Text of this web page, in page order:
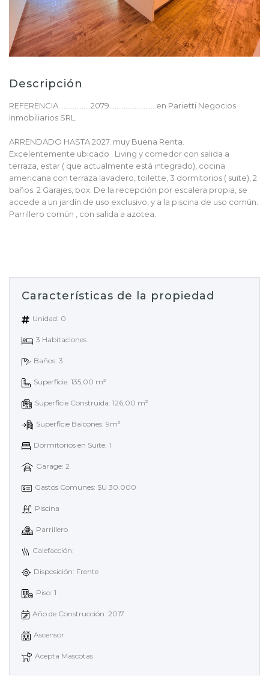
Descripción
REFERENCIA..................2079..........................en Parietti Negocios
Inmobiliarios SRL.
ARRENDADO HASTA 2027. muy Buena Renta.
Excelentemente ubicado . Living y comedor con salida a
terraza, estar ( que actualmente está integrado), cocina
americana con terraza lavadero, toilette, 3 dormitorios ( suite), 2
baños. 2 Garajes, box. De la recepción por escalera propia, se
accede a un jardín de uso exclusivo, y a la piscina de uso común.
Parrillero común , con salida a azotea.
Características de la propiedad
Unidad: 0
3 Habitaciones
Baños: 3
Superficie: 135,00 m²
Superficie Construida: 126,00 m²
Superficie Balcones: 9m²
Dormitorios en Suite: 1
Garage: 2
Gastos Comunes: $U 30.000
Piscina
Parrillero
Calefacción:
Disposición: Frente
Piso: 1
Año de Construcción: 2017
Ascensor
Acepta Mascotas